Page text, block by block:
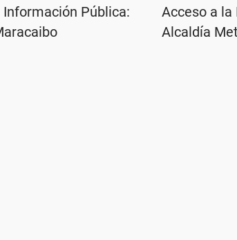
Información Pública:
Acceso a
Alcaldía